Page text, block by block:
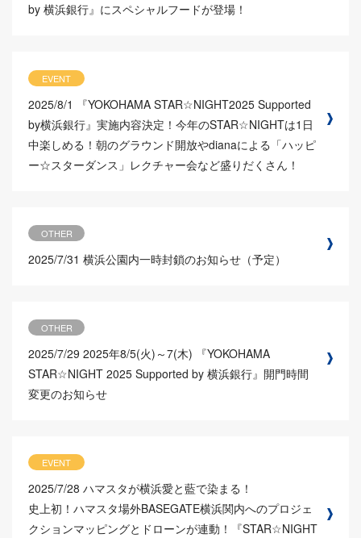
by 横浜銀行』にスペシャルフードが登場！
EVENT
2025/8/1
『YOKOHAMA STAR☆NIGHT2025 Supported
by横浜銀行』実施内容決定！今年のSTAR☆NIGHTは1日
中楽しめる！朝のグラウンド開放やdianaによる「ハッピ
ー☆スターダンス」レクチャー会など盛りだくさん！
OTHER
2025/7/31 横浜公園内一時封鎖のお知らせ（予定）
OTHER
2025/7/29 2025年8/5(火)～7(木) 『YOKOHAMA
STAR☆NIGHT 2025 Supported by 横浜銀行』開門時間
変更のお知らせ
EVENT
2025/7/28 ハマスタが横浜愛と藍で染まる！
史上初！ハマスタ場外BASEGATE横浜関内へのプロジェ
クションマッピングとドローンが連動！『STAR☆NIGHT